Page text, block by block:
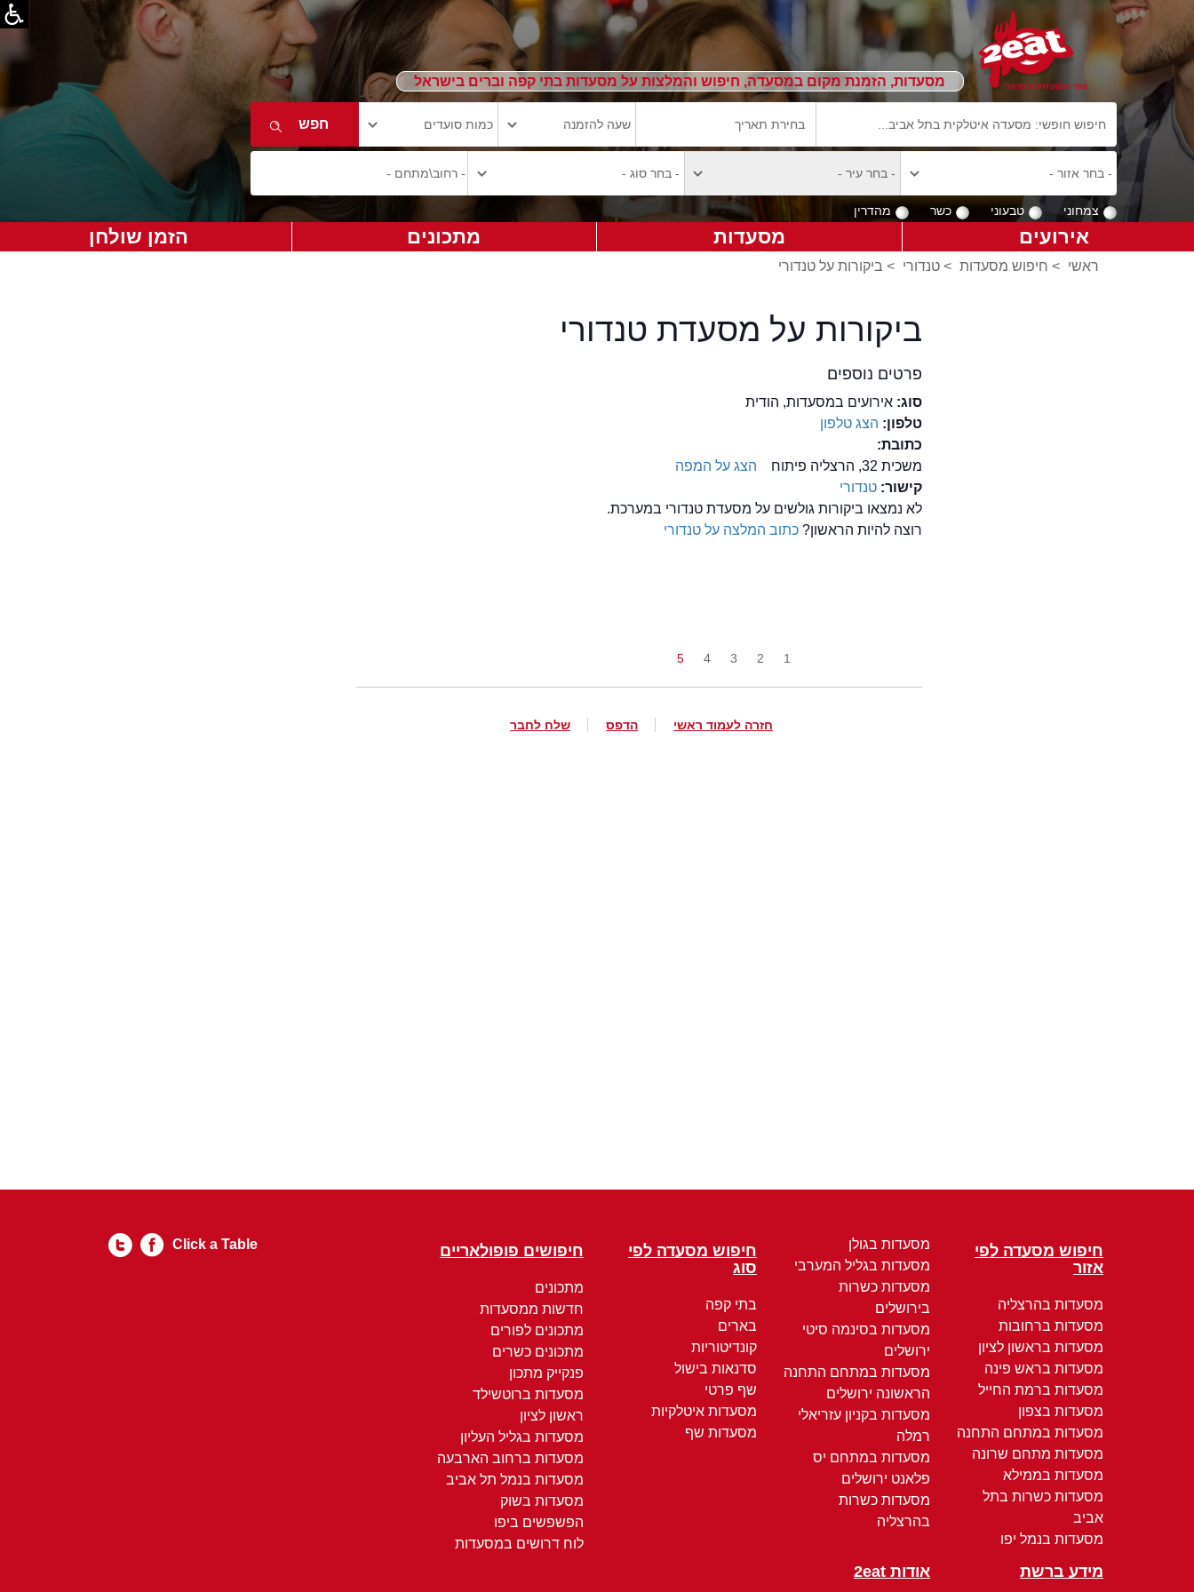
מסעדות, הזמנת מקום במסעדה, חיפוש והמלצות על מסעדות בתי קפה וברים בישראל
צמחוני טבעוני כשר מהדרין
אירועים מסעדות מתכונים הזמן שולחן
ראשי > חיפוש מסעדות > טנדורי > ביקורות על טנדורי
ביקורות על מסעדת טנדורי
פרטים נוספים
סוג:אירועים במסעדות, הודית
טלפון: הצג טלפון
כתובת:
משכית 32, הרצליה פיתוח
הצג על המפה
קישור:טנדורי
לא נמצאו ביקורות גולשים על מסעדת טנדורי במערכת.
רוצה להיות הראשון?כתוב המלצה על טנדורי
1
2
3
4
5
חזרה לעמוד ראשי הדפס שלח לחבר
חיפוש מסעדה לפי
אזור
מסעדות בהרצליה
מסעדות ברחובות
מסעדות בראשון לציון
מסעדות בראש פינה
מסעדות ברמת החייל
מסעדות בצפון
מסעדות במתחם התחנה
מסעדות מתחם שרונה
מסעדות בממילא
מסעדות כשרות בתל
אביב
מסעדות בנמל יפו
מסעדות בגולן
מסעדות בגליל המערבי
מסעדות כשרות
בירושלים
מסעדות בסינמה סיטי
ירושלים
מסעדות במתחם התחנה
הראשונה ירושלים
מסעדות בקניון עזריאלי
רמלה
מסעדות במתחם יס
פלאנט ירושלים
מסעדות כשרות
בהרצליה
חיפוש מסעדה לפי
סוג
בתי קפה
בארים
קונדיטוריות
סדנאות בישול
שף פרטי
מסעדות איטלקיות
מסעדות שף
חיפושים פופולאריים
מתכונים
חדשות ממסעדות
מתכונים לפורים
מתכונים כשרים
פנקייק מתכון
מסעדות ברוטשילד
ראשון לציון
מסעדות בגליל העליון
מסעדות ברחוב הארבעה
מסעדות בנמל תל אביב
מסעדות בשוק
הפשפשים ביפו
לוח דרושים במסעדות
מידע ברשת אודות 2eat
Click a Table